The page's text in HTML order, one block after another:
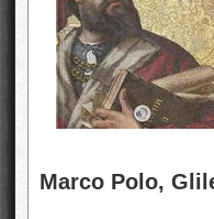
Marco Polo,